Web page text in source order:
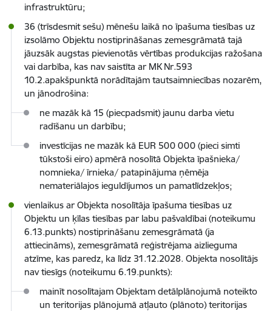
infrastruktūru;
36 (trīsdesmit sešu) mēnešu laikā no īpašuma tiesības uz
izsolāmo Objektu nostiprināšanas zemesgrāmatā tajā
jāuzsāk augstas pievienotās vērtības produkcijas ražošana
vai darbība, kas nav saistīta ar MK Nr.593
10.2.apakšpunktā norādītajām tautsaimniecības nozarēm,
un jānodrošina:
ne mazāk kā 15 (piecpadsmit) jaunu darba vietu
radīšanu un darbību;
investīcijas ne mazāk kā EUR 500 000 (pieci simti
tūkstoši eiro) apmērā nosolītā Objekta īpašnieka/
nomnieka/ īrnieka/ patapinājuma ņēmēja
nemateriālajos ieguldījumos un pamatlīdzekļos;
vienlaikus ar Objekta nosolītāja īpašuma tiesības uz
Objektu un ķīlas tiesības par labu pašvaldībai (noteikumu
6.13.punkts) nostiprināšanu zemesgrāmatā (ja
attiecināms), zemesgrāmatā reģistrējama aizlieguma
atzīme, kas paredz, ka līdz 31.12.2028. Objekta nosolītājs
nav tiesīgs (noteikumu 6.19.punkts):
mainīt nosolītajam Objektam detālplānojumā noteikto
un teritorijas plānojumā atļauto (plānoto) teritorijas